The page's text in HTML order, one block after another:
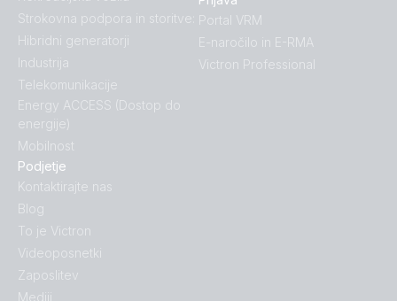
Strokovna podpora in storitve:
Hibridni generatorji
Industrija
Telekomunikacije
Energy ACCESS (Dostop do
energije)
Mobilnost
Podjetje
Kontaktirajte nas
Blog
To je Victron
Videoposnetki
Zaposlitev
Mediji
Portal VRM
E-naročilo in E-RMA
Victron Professional